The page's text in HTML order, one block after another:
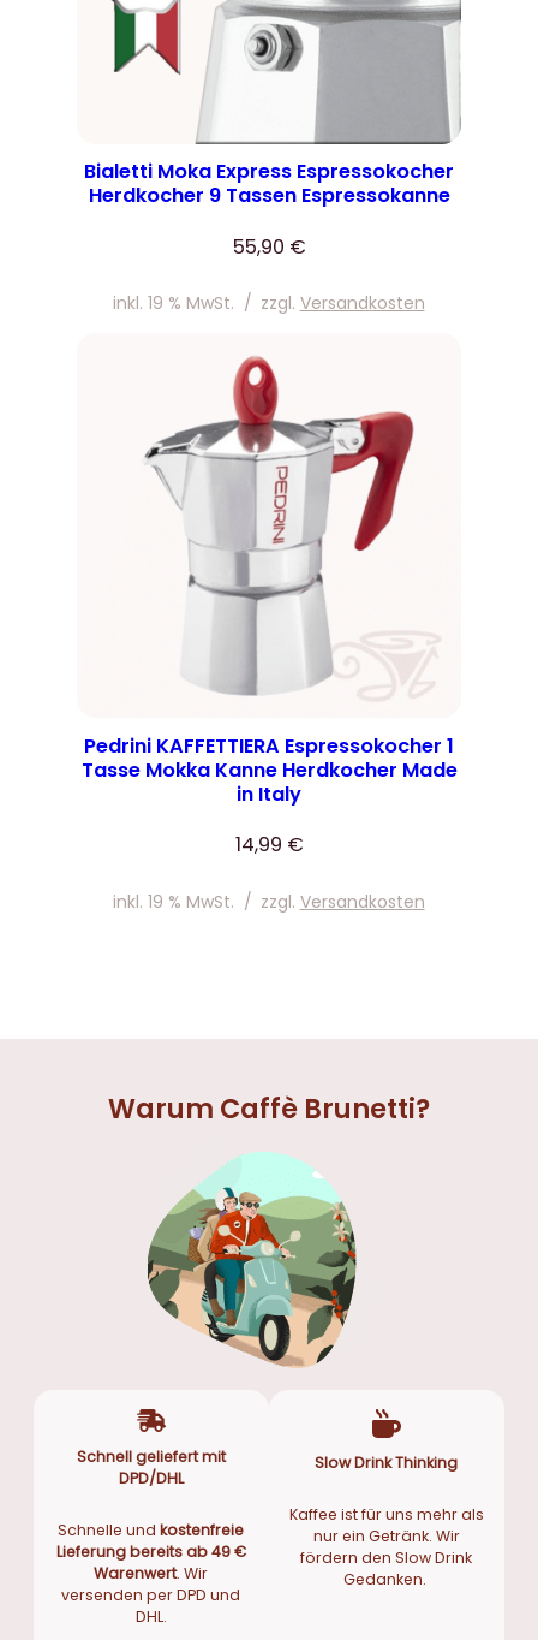
Bialetti Moka Express Espressokocher
Herdkocher 9 Tassen Espressokanne
55,90 €
inkl. 19 % MwSt. / zzgl. Versandkosten
Pedrini KAFFETTIERA Espressokocher 1
Tasse Mokka Kanne Herdkocher Made
in Italy
14,99 €
inkl. 19 % MwSt. / zzgl. Versandkosten
Warum Caffè Brunetti?
Schnell geliefert mit
DPD/DHL
Schnelle undkostenfreie
Lieferung bereits ab 49 €
Warenwert. Wir
versenden per DPD und
DHL.
Slow Drink Thinking
Kaffee ist für uns mehr als
nur ein Getränk. Wir
fördern den Slow Drink
Gedanken.